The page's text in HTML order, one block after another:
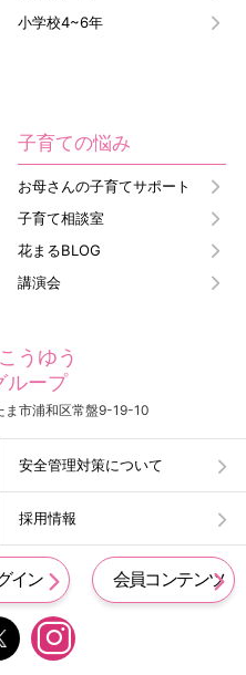
小学校4~6年
子育ての悩み
お母さんの子育てサポート
子育て相談室
花まるBLOG
講演会
うゆう
ループ
市浦和区常盤9-19-10
安全管理対策について
採用情報
イン 会員コンテンツ
